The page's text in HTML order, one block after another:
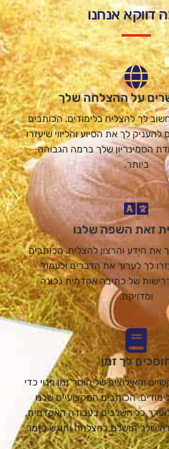
דווקא אנחנו
על ההצלחה שלך
לך להצליח בלימודים. הכותבים
להעניק לך את הסיוע והליווי שיעזרו
הסמינריון שלך ברמה הגבוהה
ביותר.
זאת השפה שלנו
את הידע והרצון להצליח. הכותבים
לך לערוך את הדברים ולעמוד
של כתיבה אקדמית נכונה
ומדויקת.
לך זמן
והאילוצים של חוסר זמן פנוי כדי
הכותבים המקצועיים שלנו
לאורך כל השלבים בעבודה האקדמית,
שלך תושלם בהצלחה ותוגש בזמן.